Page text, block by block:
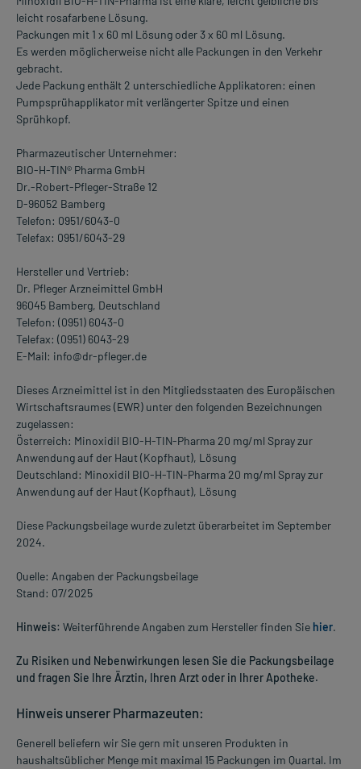
leicht rosafarbene Lösung.
Packungen mit 1 x 60 ml Lösung oder 3 x 60 ml Lösung.
Es werden möglicherweise nicht alle Packungen in den Verkehr
gebracht.
Jede Packung enthält 2 unterschiedliche Applikatoren: einen
Pumpsprühapplikator mit verlängerter Spitze und einen
Sprühkopf.
Pharmazeutischer Unternehmer:
BIO-H-TIN® Pharma GmbH
Dr.-Robert-Pfleger-Straße 12
D-96052 Bamberg
Telefon: 0951/6043-0
Telefax: 0951/6043-29
Hersteller und Vertrieb:
Dr. Pfleger Arzneimittel GmbH
96045 Bamberg, Deutschland
Telefon: (0951) 6043-0
Telefax: (0951) 6043-29
E-Mail: info@dr-pfleger.de
Dieses Arzneimittel ist in den Mitgliedsstaaten des Europäischen
Wirtschaftsraumes (EWR) unter den folgenden Bezeichnungen
zugelassen:
Österreich: Minoxidil BIO-H-TIN-Pharma 20 mg/ml Spray zur
Anwendung auf der Haut (Kopfhaut), Lösung
Deutschland: Minoxidil BIO-H-TIN-Pharma 20 mg/ml Spray zur
Anwendung auf der Haut (Kopfhaut), Lösung
Diese Packungsbeilage wurde zuletzt überarbeitet im September
2024.
Quelle: Angaben der Packungsbeilage
Stand: 07/2025
Hinweis: Weiterführende Angaben zum Hersteller finden Sie hier.
Zu Risiken und Nebenwirkungen lesen Sie die Packungsbeilage
und fragen Sie Ihre Ärztin, Ihren Arzt oder in Ihrer Apotheke.
Hinweis unserer Pharmazeuten:
Generell beliefern wir Sie gern mit unseren Produkten in
haushaltsüblicher Menge mit maximal 15 Packungen im Quartal. Im